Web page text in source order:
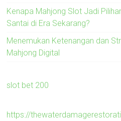
Kenapa Mahjong Slot Jadi
Santai di Era Sekarang?
Menemukan Ketenangan dan
Mahjong Digital
slot bet 200
https://